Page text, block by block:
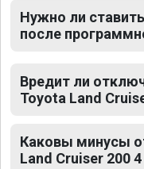
Нужно ли
после
Вредит ли
Toyota Land
Каковы минусы
Land Cruiser 200 4